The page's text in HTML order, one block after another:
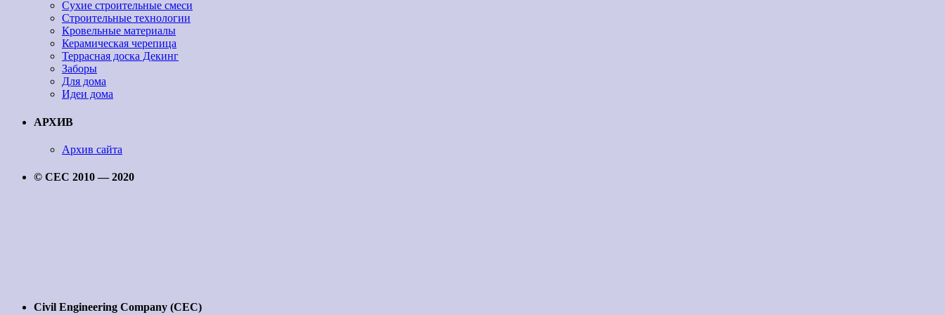
Сухие строительные смеси
Строительные технологии
Кровельные материалы
Керамическая черепица
Террасная доска Декинг
Заборы
Для дома
Идеи дома
АРХИВ
Архив сайта
© CEC 2010 — 2020
Civil Engineering Company (CEC)